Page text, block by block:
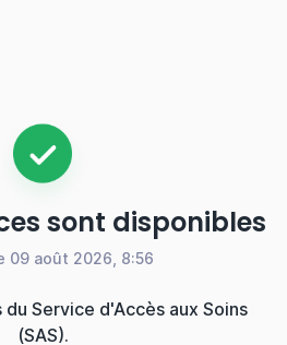
sont disponibles
09 août 2026, 8:56
Service d'Accès aux Soins
(SAS).